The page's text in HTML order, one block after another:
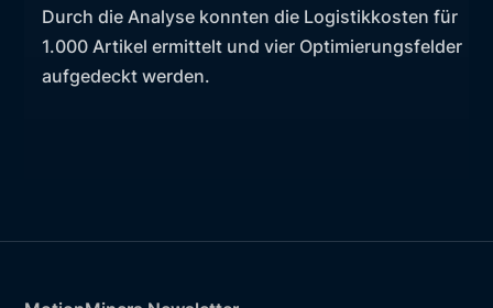
Durch die Analyse konnten die Logistikkosten für
1.000 Artikel ermittelt und vier Optimierungsfelder
aufgedeckt werden.